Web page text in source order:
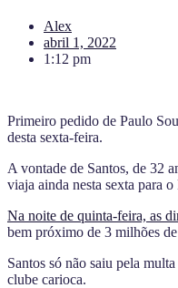
Alex
abril 1, 2022
1:12 pm
Primeiro pedido de Paulo
desta sexta-feira.
A vontade de Santos, de 32
viaja ainda nesta sexta para
Na noite de quinta-feira, as
bem próximo de 3 milhões
Santos só não saiu pela
clube carioca.